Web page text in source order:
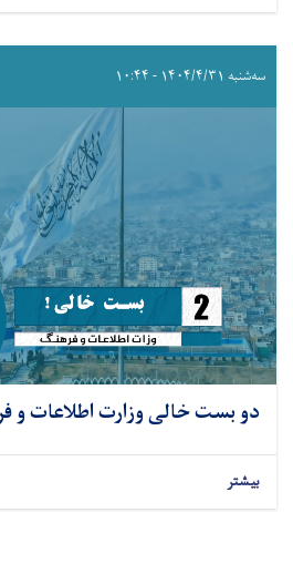
سه‌شنبه ۱۴۰۴/۴/۳۱ - ۱۰:۴۴
دو بست خالی وزارت اطلاعات و
بیشتر